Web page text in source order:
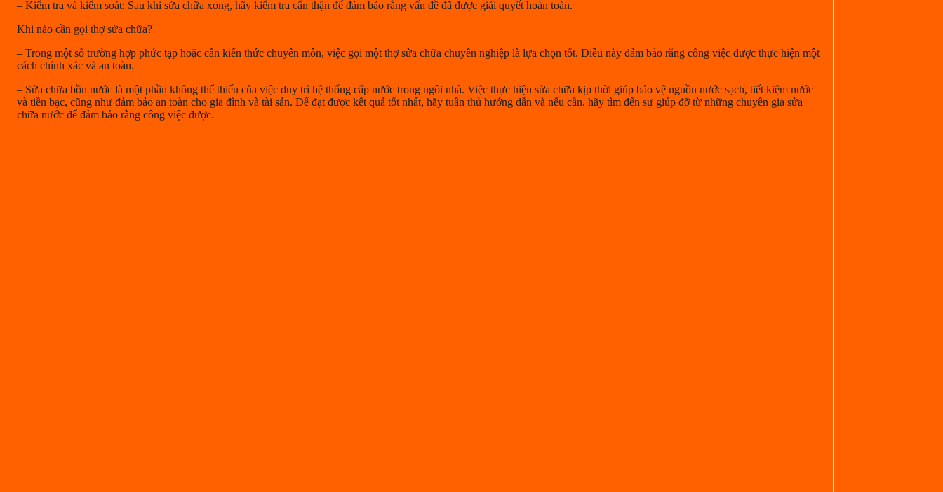
– Kiểm tra và kiểm soát: Sau khi sửa chữa xong, hãy kiểm tra cẩn thận để đảm bảo rằng vấn đề đã được giải quyết hoàn toàn.
Khi nào cần gọi thợ sửa chữa?
– Trong một số trường hợp phức tạp hoặc cần kiến thức chuyên môn, việc gọi một thợ sửa chữa chuyên nghiệp là lựa chọn tốt. Điều này đảm bảo rằng công việc được thực hiện một
cách chính xác và an toàn.
– Sửa chữa bồn nước là một phần không thể thiếu của việc duy trì hệ thống cấp nước trong ngôi nhà. Việc thực hiện sửa chữa kịp thời giúp bảo vệ nguồn nước sạch, tiết kiệm nước
và tiền bạc, cũng như đảm bảo an toàn cho gia đình và tài sản. Để đạt được kết quả tốt nhất, hãy tuân thủ hướng dẫn và nếu cần, hãy tìm đến sự giúp đỡ từ những chuyên gia sửa
chữa nước để đảm bảo rằng công việc được.